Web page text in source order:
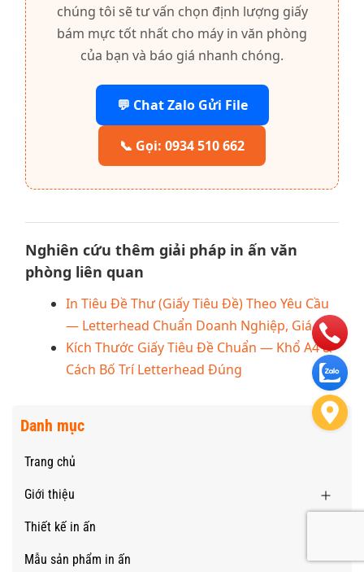
chúng tôi sẽ tư vấn chọn định lượng giấy
bám mực tốt nhất cho máy in văn phòng
của bạn và báo giá nhanh chóng.
💬 Chat Zalo Gửi File
📞 Gọi: 0934 510 662
Nghiên cứu thêm giải pháp in ấn văn
phòng liên quan
In Tiêu Đề Thư (Giấy Tiêu Đề) Theo Yêu Cầu
— Letterhead Chuẩn Doanh Nghiệp, Giá Rẻ
Kích Thước Giấy Tiêu Đề Chuẩn — Khổ A4 &
Cách Bố Trí Letterhead Đúng
Danh mục
Trang chủ
Giới thiệu
Thiết kế in ấn
Mẫu sản phẩm in ấn